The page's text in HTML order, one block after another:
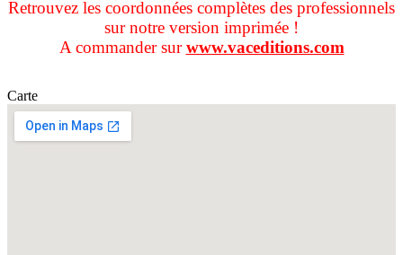
Retrouvez les coordonnées complètes des professionnels
sur notre version imprimée !
A commander surwww.vaceditions.com
Carte